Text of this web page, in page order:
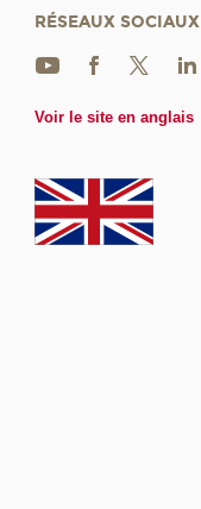
RÉSEAUX SOCIAUX
Voir le site en anglais